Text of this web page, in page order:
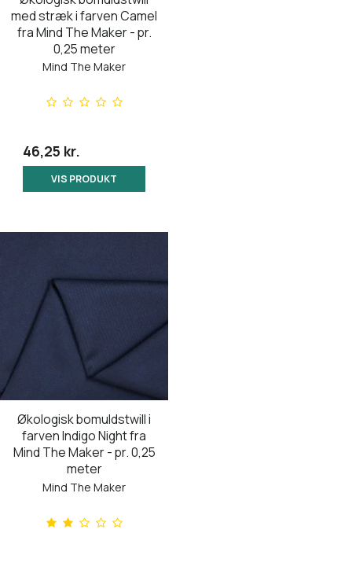
med stræk i farven Camel
fra Mind The Maker - pr.
0,25 meter
Mind The Maker
46,25 kr.
VIS PRODUKT
Økologisk bomuldstwill i
farven Indigo Night fra
Mind The Maker - pr. 0,25
meter
Mind The Maker